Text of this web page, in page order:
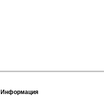
Информация